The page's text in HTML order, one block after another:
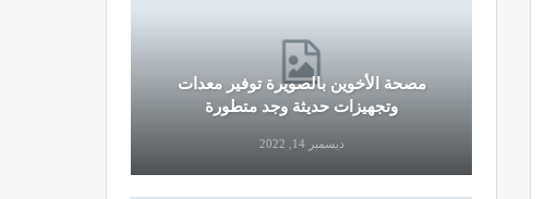
مصحة الأخوين بالصويرة توفير معدات
وتجهيزات حديثة وجد متطورة
ديسمبر 14, 2022